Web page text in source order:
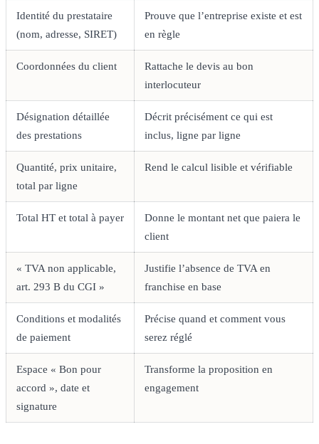
Identité du prestataire
(nom, adresse, SIRET)
Prouve que l’entreprise existe et est
en règle
Coordonnées du client
Rattache le devis au bon
interlocuteur
Désignation détaillée
des prestations
Décrit précisément ce qui est
inclus, ligne par ligne
Quantité, prix unitaire,
total par ligne
Rend le calcul lisible et vérifiable
Total HT et total à payer
Donne le montant net que paiera le
client
« TVA non applicable,
art. 293 B du CGI »
Justifie l’absence de TVA en
franchise en base
Conditions et modalités
de paiement
Précise quand et comment vous
serez réglé
Espace « Bon pour
accord », date et
signature
Transforme la proposition en
engagement